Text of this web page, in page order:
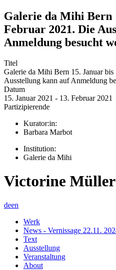
Galerie da Mihi Bern
Februar 2021. Die
Anmeldung besucht
Titel
Galerie da Mihi Bern 15. Januar
Ausstellung kann auf Anmeldung
Datum
15. Januar 2021 - 13. Februar 2021
Partizipierende
Kurator:in:
Barbara Marbot
Institution:
Galerie da Mihi
Victorine Müller
deen
Werk
News - Vernissage 22.11.
Text
Ausstellung
Veranstaltung
About